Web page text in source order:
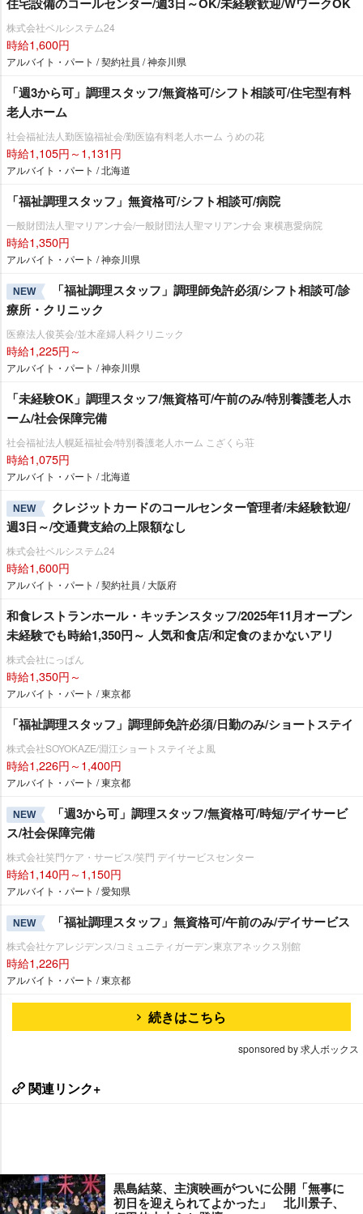
住宅設備のコールセンター/週3日～OK/未経験歓迎/WワークOK
株式会社ベルシステム24
時給1,600円
アルバイト・パート / 契約社員 / 神奈川県
「週3から可」調理スタッフ/無資格可/シフト相談可/住宅型有料
老人ホーム
社会福祉法人勤医協福祉会/勤医協有料老人ホーム うめの花
時給1,105円～1,131円
アルバイト・パート / 北海道
「福祉調理スタッフ」無資格可/シフト相談可/病院
一般財団法人聖マリアンナ会/一般財団法人聖マリアンナ会 東横惠愛病院
時給1,350円
アルバイト・パート / 神奈川県
NEW
「福祉調理スタッフ」調理師免許必須/シフト相談可/診
療所・クリニック
医療法人俊英会/並木産婦人科クリニック
時給1,225円～
アルバイト・パート / 神奈川県
「未経験OK」調理スタッフ/無資格可/午前のみ/特別養護老人ホ
ーム/社会保障完備
社会福祉法人幌延福祉会/特別養護老人ホーム こざくら荘
時給1,075円
アルバイト・パート / 北海道
NEW
クレジットカードのコールセンター管理者/未経験歓迎/
週3日～/交通費支給の上限額なし
株式会社ベルシステム24
時給1,600円
アルバイト・パート / 契約社員 / 大阪府
和食レストランホール・キッチンスタッフ/2025年11月オープン
未経験でも時給1,350円～ 人気和食店/和定食のまかないアリ
株式会社にっぱん
時給1,350円～
アルバイト・パート / 東京都
「福祉調理スタッフ」調理師免許必須/日勤のみ/ショートステイ
株式会社SOYOKAZE/淵江ショートステイそよ風
時給1,226円～1,400円
アルバイト・パート / 東京都
NEW
「週3から可」調理スタッフ/無資格可/時短/デイサービ
ス/社会保障完備
株式会社笑門ケア・サービス/笑門 デイサービスセンター
時給1,140円～1,150円
アルバイト・パート / 愛知県
NEW 「福祉調理スタッフ」無資格可/午前のみ/デイサービス
株式会社ケアレジデンス/コミュニティガーデン東京アネックス別館
時給1,226円
アルバイト・パート / 東京都
続きはこちら
sponsored by 求人ボックス
関連リンク+
黒島結菜、主演映画がついに公開「無事に
初日を迎えられてよかった」 北川景子、